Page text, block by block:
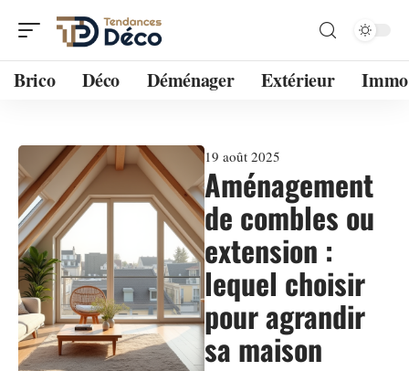
Brico Déco Déménager Extérieur Immo
19 août 2025
Aménagement
de combles ou
extension :
lequel choisir
pour agrandir
sa maison